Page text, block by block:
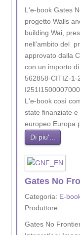
L'e-book Gates
progetto Walls
building Wai,
nell'ambito del
approvato dalla
con un importo
562858-CITIZ-1-
L'e-book così
state finanziate
europeo Europa
Di piu'...
Gates No
Categoria: E-
Produttore:
Gates No